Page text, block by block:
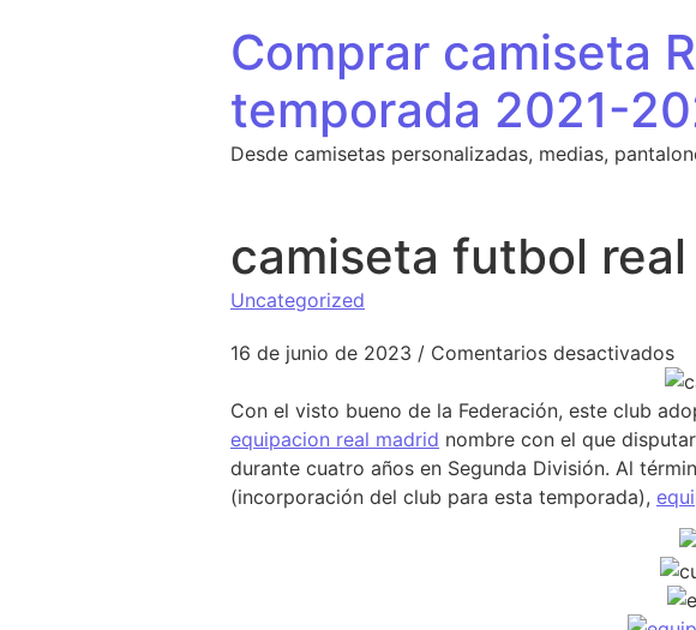
Comprar camiseta
temporada 2021-
Desde camisetas personalizadas, medias,
camiseta futbol
Uncategorized
16 de junio de 2023 / Comentarios desactivados
Con el visto bueno de la Federación, este club
equipacion real madrid nombre con el que
durante cuatro años en Segunda División. Al
(incorporación del club para esta temporada),